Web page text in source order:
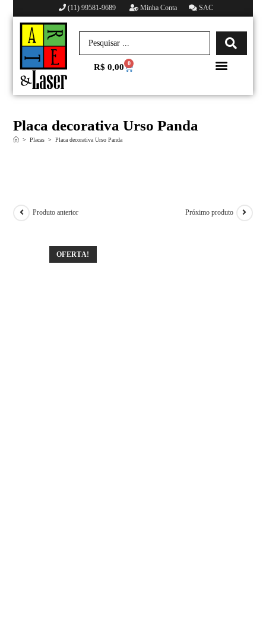
(11) 99581-9689 Minha Conta SAC
R$ 0,00 0
Placa decorativa Urso Panda
> Placas > Placa decorativa Urso Panda
OFERTA!
Produto anterior Próximo produto